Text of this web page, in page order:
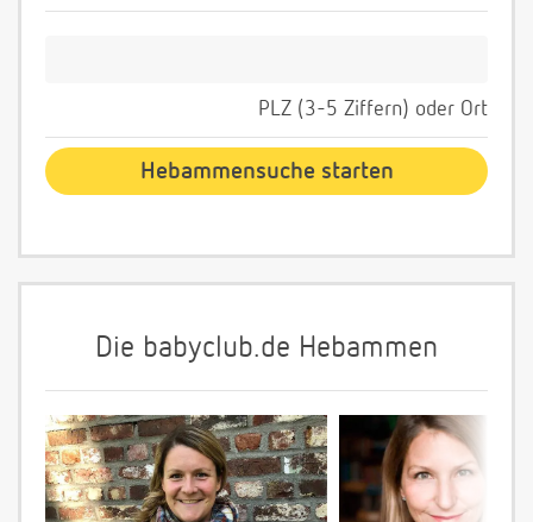
PLZ (3-5 Ziffern) oder Ort
Die babyclub.de Hebammen